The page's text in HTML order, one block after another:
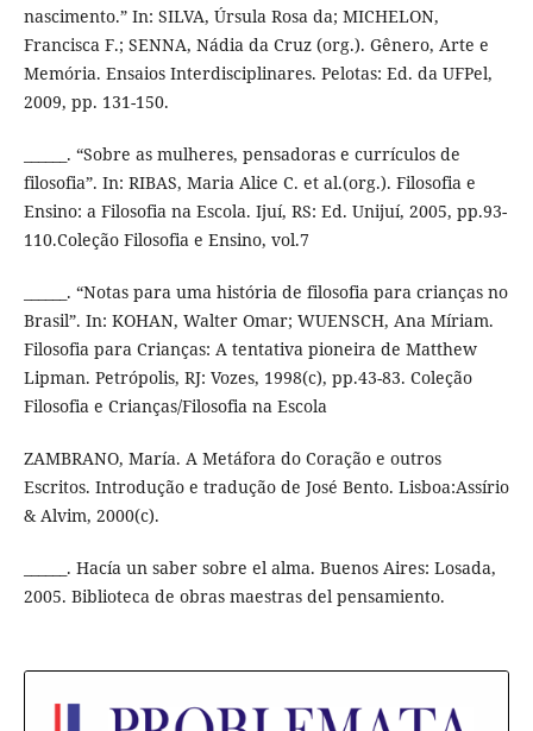
nascimento.” In: SILVA, Úrsula Rosa da; MICHELON,
Francisca F.; SENNA, Nádia da Cruz (org.). Gênero, Arte e
Memória. Ensaios Interdisciplinares. Pelotas: Ed. da UFPel,
2009, pp. 131-150.
______. “Sobre as mulheres, pensadoras e currículos de
filosofia”. In: RIBAS, Maria Alice C. et al.(org.). Filosofia e
Ensino: a Filosofia na Escola. Ijuí, RS: Ed. Unijuí, 2005, pp.93-
110.Coleção Filosofia e Ensino, vol.7
______. “Notas para uma história de filosofia para crianças no
Brasil”. In: KOHAN, Walter Omar; WUENSCH, Ana Míriam.
Filosofia para Crianças: A tentativa pioneira de Matthew
Lipman. Petrópolis, RJ: Vozes, 1998(c), pp.43-83. Coleção
Filosofia e Crianças/Filosofia na Escola
ZAMBRANO, María. A Metáfora do Coração e outros
Escritos. Introdução e tradução de José Bento. Lisboa:Assírio
& Alvim, 2000(c).
______. Hacía un saber sobre el alma. Buenos Aires: Losada,
2005. Biblioteca de obras maestras del pensamiento.